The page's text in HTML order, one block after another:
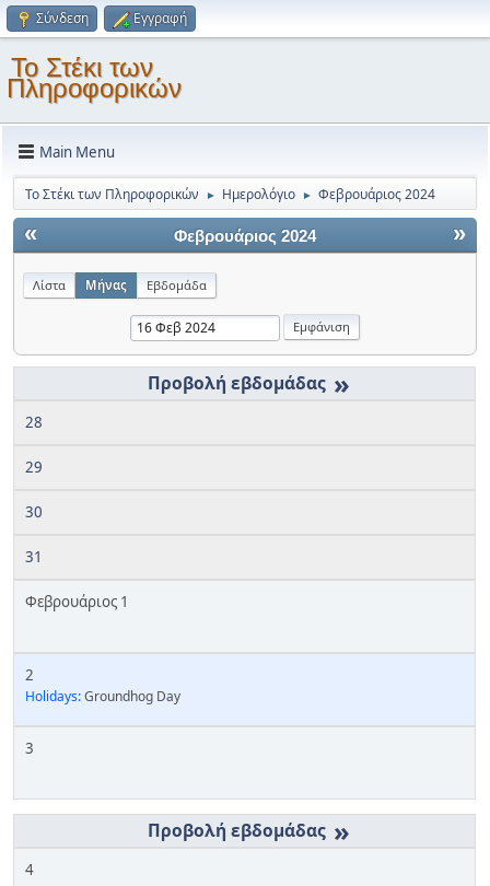
Σύνδεση Εγγραφή
Το Στέκι των
Πληροφορικών
Main Menu
Το Στέκι των Πληροφορικών ► Ημερολόγιο ► Φεβρουάριος 2024
« »
Φεβρουάριος 2024
Λίστα Μήνας Εβδομάδα
»
28
29
30
31
Φεβρουάριος 1
2
Holidays:Groundhog Day
3
»
4